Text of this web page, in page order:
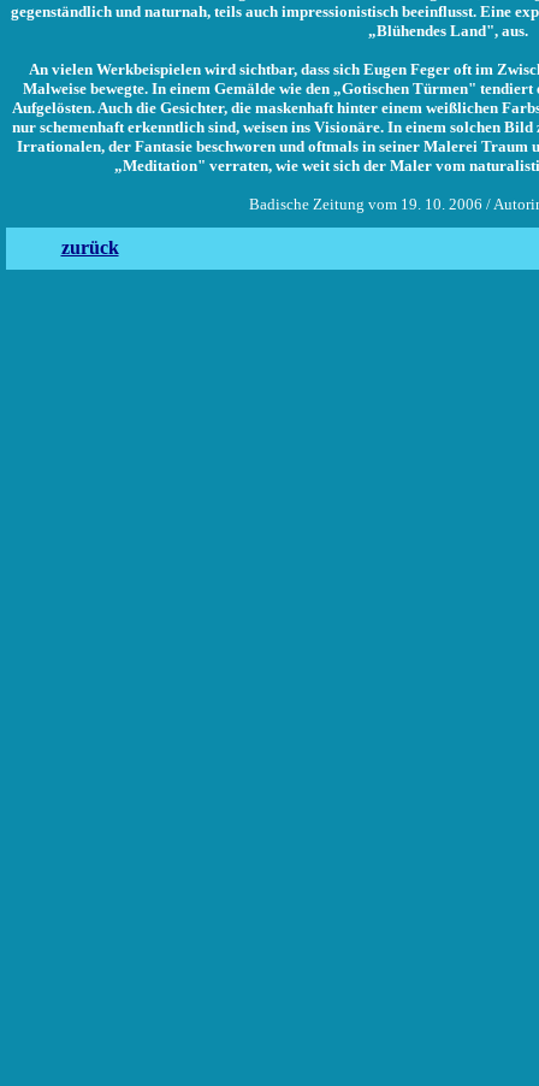
gegenständlich und naturnah, teils auch impressionistisch beeinflusst. Eine
„Blühendes Land", aus.
An vielen Werkbeispielen wird sichtbar, dass sich Eugen Feger oft im
Malweise bewegte. In einem Gemälde wie den „Gotischen Türmen"
Aufgelösten. Auch die Gesichter, die maskenhaft hinter einem weißlichen
nur schemenhaft erkenntlich sind, weisen ins Visionäre. In einem solchen Bild
Irrationalen, der Fantasie beschworen und oftmals in seiner Malerei Traum
„Meditation" verraten, wie weit sich der Maler vom
Badische Zeitung vom 19. 10. 2006 /
zurück